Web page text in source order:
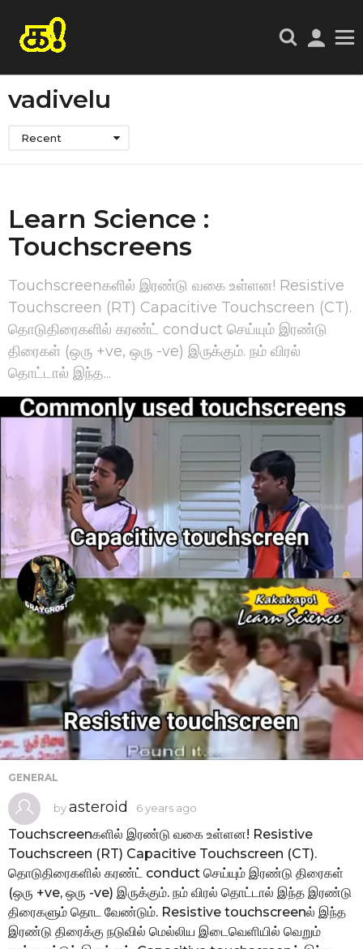
vadivelu
Recent
Learn Science :
Touchscreens
Touchscreenகளில் இரண்டு வகை உள்ளன! Resistive
Touchscreen (RT) Capacitive Touchscreen (CT).
தொடுதிரைகளில் கரண்ட் conduct செய்யும் இரண்டு
திரைகள் (ஒரு +ve, ஒரு -ve) இருக்கும். நம் விரல்
தொட்டால் இந்த...
GENERAL
byasteroid 6 years ago
e
a
r
a
g
o
Touchscreenகளில் இரண்டு வகை உள்ளன! Resistive
Touchscreen (RT) Capacitive Touchscreen (CT).
தொடுதிரைகளில் கரண்ட் conduct செய்யும் இரண்டு திரைகள்
(ஒரு +ve, ஒரு -ve) இருக்கும். நம் விரல் தொட்டால் இந்த இரண்டு
திரைகளும் தொட வேண்டும். Resistive touchscreenல் இந்த
இரண்டு திரைக்கு நடுவில் மெல்லிய இடைவெளியில் வெறும்